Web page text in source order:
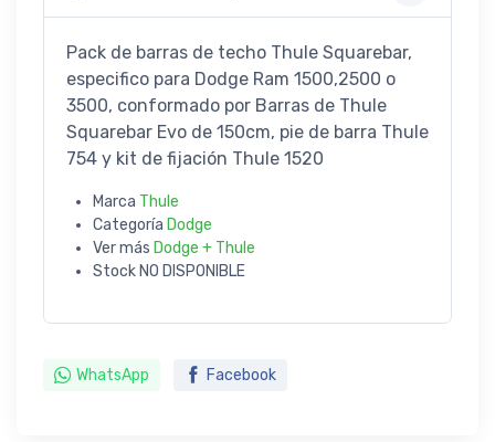
Pack de barras de techo Thule Squarebar,
especifico para Dodge Ram 1500,2500 o
3500, conformado por Barras de Thule
Squarebar Evo de 150cm, pie de barra Thule
754 y kit de fijación Thule 1520
Marca Thule
Categoría Dodge
Ver más Dodge + Thule
Stock NO DISPONIBLE
WhatsApp Facebook